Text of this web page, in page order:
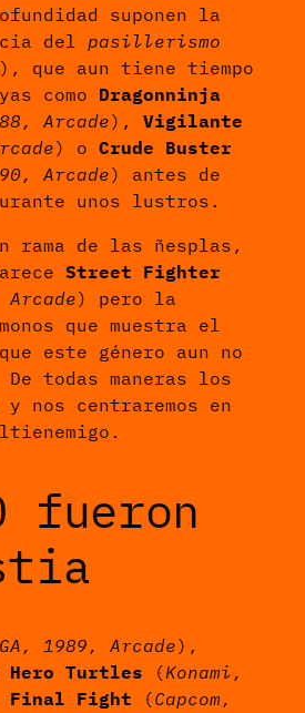
suponen la
del pasillerismo
que aun tiene tiempo
como Dragonninja
Arcade), Vigilante
) o Crude Buster
Arcade) antes de
unos lustros.
rama de las ñesplas,
Street Fighter
Arcade) pero la
que muestra el
este género aun no
De todas maneras los
y nos centraremos en
fueron
1989, Arcade),
Hero Turtles (Konami,
Final Fight (Capcom,